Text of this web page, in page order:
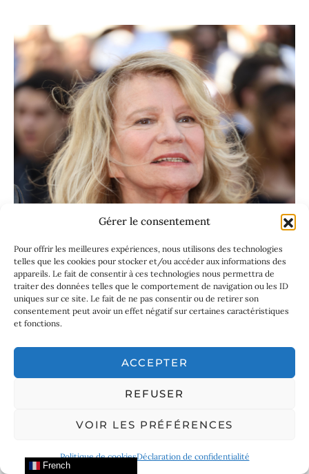
Gérer le consentement
Pour offrir les meilleures expériences, nous utilisons des technologies
telles que les cookies pour stocker et/ou accéder aux informations des
appareils. Le fait de consentir à ces technologies nous permettra de
traiter des données telles que le comportement de navigation ou les ID
uniques sur ce site. Le fait de ne pas consentir ou de retirer son
consentement peut avoir un effet négatif sur certaines caractéristiques
et fonctions.
ACCEPTER
REFUSER
VOIR LES PRÉFÉRENCES
Politique de cookiesDéclaration de confidentialité
French